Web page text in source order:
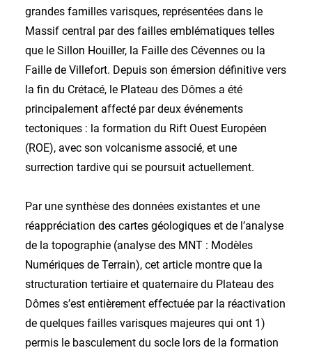
grandes familles varisques, représentées dans le
Massif central par des failles emblématiques telles
que le Sillon Houiller, la Faille des Cévennes ou la
Faille de Villefort. Depuis son émersion définitive vers
la fin du Crétacé, le Plateau des Dômes a été
principalement affecté par deux événements
tectoniques : la formation du Rift Ouest Européen
(ROE), avec son volcanisme associé, et une
surrection tardive qui se poursuit actuellement.
Par une synthèse des données existantes et une
réappréciation des cartes géologiques et de l’analyse
de la topographie (analyse des MNT : Modèles
Numériques de Terrain), cet article montre que la
structuration tertiaire et quaternaire du Plateau des
Dômes s’est entièrement effectuée par la réactivation
de quelques failles varisques majeures qui ont 1)
permis le basculement du socle lors de la formation